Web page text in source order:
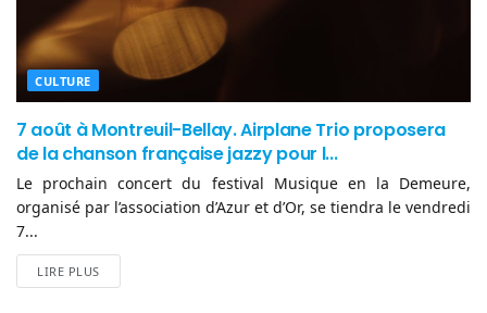
CULTURE
7 août à Montreuil-Bellay. Airplane Trio proposera
de la chanson française jazzy pour l...
Le prochain concert du festival Musique en la Demeure,
organisé par l’association d’Azur et d’Or, se tiendra le vendredi
7...
LIRE PLUS